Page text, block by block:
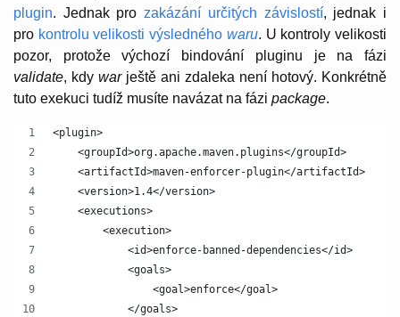
plugin. Jednak prozakázání určitých závislostí, jednak i
pro kontrolu velikosti výsledného waru. U kontroly velikosti
pozor, protože výchozí bindování pluginu je na fázi
validate, kdy warještě ani zdaleka není hotový. Konkrétně
tuto exekuci tudíž musíte navázat na fázi package.
<plugin>
    <groupId>org.apache.maven.plugins</groupId>
    <artifactId>maven-enforcer-plugin</artifactId>
    <version>1.4</version>
    <executions>
        <execution>
            <id>enforce-banned-dependencies</id>
            <goals>
                <goal>enforce</goal>
            </goals>